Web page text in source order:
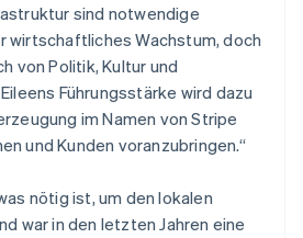
sind notwendige
wirtschaftliches Wachstum, doch
von Politik, Kultur und
Führungsstärke wird dazu
im Namen von Stripe
und Kunden voranzubringen.“
nötig ist, um den lokalen
war in den letzten Jahren eine